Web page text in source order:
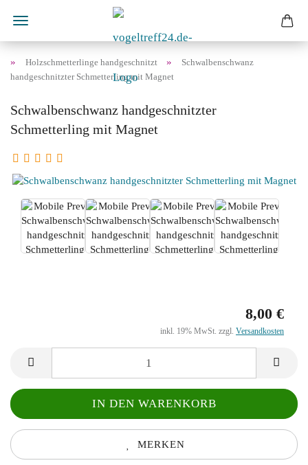
» Holzschmetterlinge handgeschnitzt »
Schwalbenschwanz
handgeschnitzter Schmetterling mit Magnet
Schwalbenschwanz handgeschnitzter
Schmetterling mit Magnet
8,00 €
inkl. 19% MwSt. zzgl. Versandkosten
MERKEN